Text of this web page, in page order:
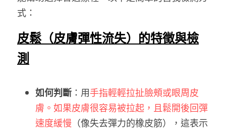
式：
皮鬆（皮膚彈性流失）的特徵與檢
測
如何判斷 ：用手指輕輕拉扯臉頰或眼周皮
膚。如果皮膚很容易被拉起，且鬆開後回彈
速度緩慢 （像失去彈力的橡皮筋），這表示